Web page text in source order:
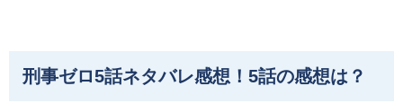
刑事ゼロ5話ネタバレ感想！5話の感想は？